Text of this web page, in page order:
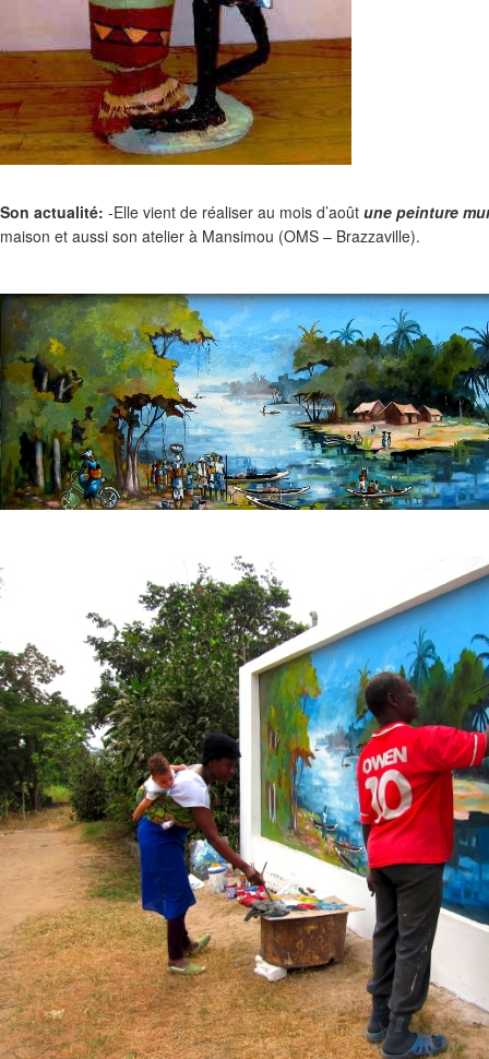
Son actualité: -Elle vient de réaliser au mois d’août une peinture
maison et aussi son atelier à Mansimou (OMS – Brazzaville).